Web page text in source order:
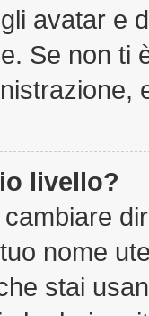
avatar e
Se non ti
livello?
nome
stai